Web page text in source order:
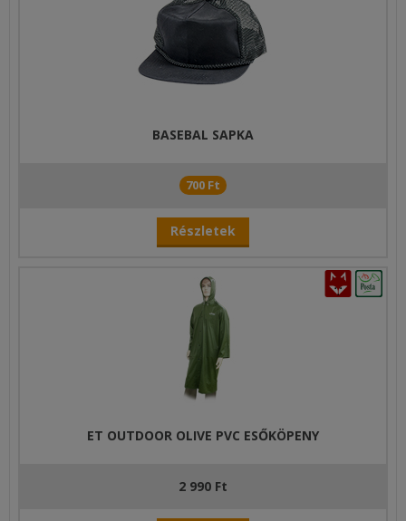
BASEBAL SAPKA
700 Ft
Részletek
ET OUTDOOR OLIVE PVC ESŐKÖPENY
2 990 Ft